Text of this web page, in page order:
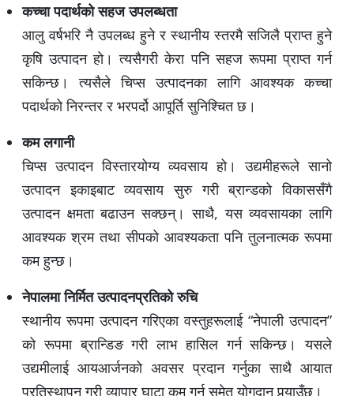
कच्चा पदार्थको सहज उपलब्धता
आलु वर्षभरि नै उपलब्ध हुने र स्थानीय स्तरमै सजिलै प्राप्त हुने
कृषि उत्पादन हो। त्यसैगरी केरा पनि सहज रूपमा प्राप्त गर्न
सकिन्छ। त्यसैले चिप्स उत्पादनका लागि आवश्यक कच्चा
पदार्थको निरन्तर र भरपर्दो आपूर्ति सुनिश्चित छ।
कम लगानी
चिप्स उत्पादन विस्तारयोग्य व्यवसाय हो। उद्यमीहरूले सानो
उत्पादन इकाइबाट व्यवसाय सुरु गरी ब्रान्डको विकाससँगै
उत्पादन क्षमता बढाउन सक्छन्। साथै, यस व्यवसायका लागि
आवश्यक श्रम तथा सीपको आवश्यकता पनि तुलनात्मक रूपमा
कम हुन्छ।
नेपालमा निर्मित उत्पादनप्रतिको रुचि
स्थानीय रूपमा उत्पादन गरिएका वस्तुहरूलाई “नेपाली उत्पादन”
को रूपमा ब्रान्डिङ गरी लाभ हासिल गर्न सकिन्छ। यसले
उद्यमीलाई आयआर्जनको अवसर प्रदान गर्नुका साथै आयात
प्रतिस्थापन गरी व्यापार घाटा कम गर्न समेत योगदान पुर्‍याउँछ।